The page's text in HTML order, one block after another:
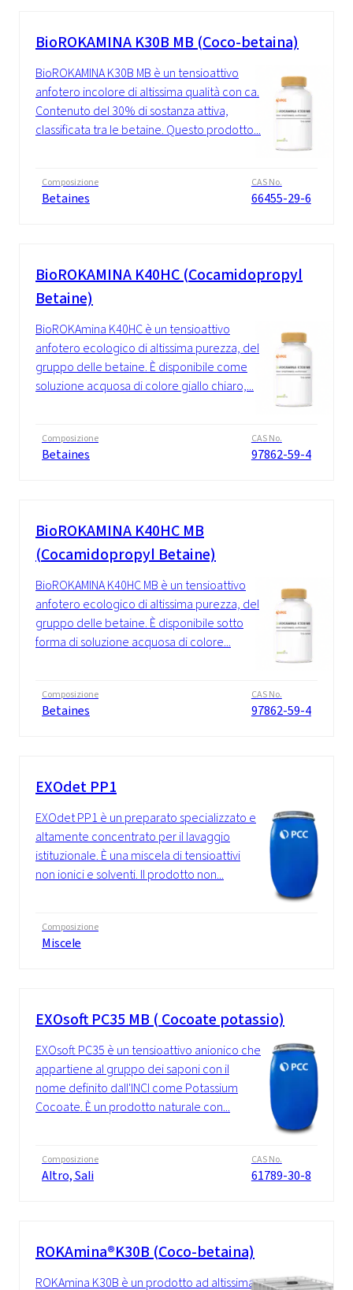
BioROKAMINA K30B MB (Coco-betaina)
BioROKAMINA K30B MB è un tensioattivo
anfotero incolore di altissima qualità con ca.
Contenuto del 30% di sostanza attiva,
classificata tra le betaine. Questo prodotto...
Composizione
Betaines
CAS No.
66455-29-6
BioROKAMINA K40HC (Cocamidopropyl
Betaine)
BioROKAmina K40HC è un tensioattivo
anfotero ecologico di altissima purezza, del
gruppo delle betaine. È disponibile come
soluzione acquosa di colore giallo chiaro,...
Composizione
Betaines
CAS No.
97862-59-4
BioROKAMINA K40HC MB
(Cocamidopropyl Betaine)
BioROKAMINA K40HC MB è un tensioattivo
anfotero ecologico di altissima purezza, del
gruppo delle betaine. È disponibile sotto
forma di soluzione acquosa di colore...
Composizione
Betaines
CAS No.
97862-59-4
EXOdet PP1
EXOdet PP1 è un preparato specializzato e
altamente concentrato per il lavaggio
istituzionale. È una miscela di tensioattivi
non ionici e solventi. Il prodotto non...
Composizione
Miscele
EXOsoft PC35 MB ( Cocoate potassio)
EXOsoft PC35 è un tensioattivo anionico che
appartiene al gruppo dei saponi con il
nome definito dall'INCI come Potassium
Cocoate. È un prodotto naturale con...
Composizione
Altro, Sali
CAS No.
61789-30-8
ROKAmina®K30B (Coco-betaina)
ROKAmina K30B è un prodotto ad altissima